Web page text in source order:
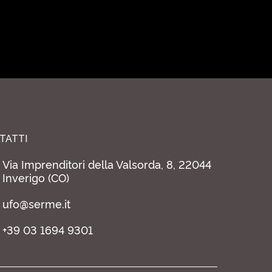
Via Imprenditori della Valsorda, 8, 22044
Inverigo (CO)
ufo@serme.it
+39 03 1694 9301